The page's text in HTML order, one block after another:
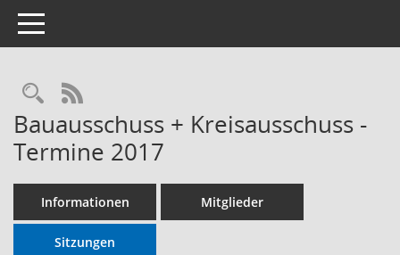
Toggle navigation
RSS-Feed
Bauausschuss + Kreisausschuss -
Termine 2017
Informationen Mitglieder
Sitzungen